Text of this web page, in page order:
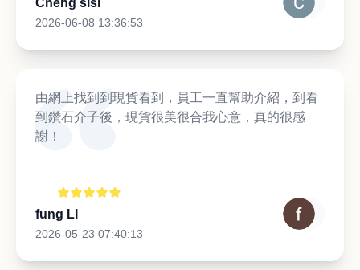
Cheng sisi
2026-06-08 13:36:53
由網上找到到現貨看到，員工一直幫助介紹，到看
到鑽石介子後，現貨很美很合我心意，真的很感
謝！
fung LI
2026-05-23 07:40:13